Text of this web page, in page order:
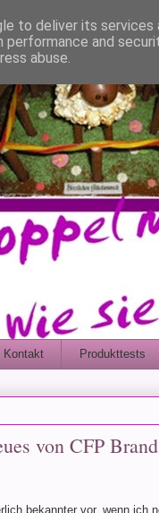
Kontakt Produkttests
von CFP
bekannter vor, wenn ich
to deliver its
performance and
abuse.